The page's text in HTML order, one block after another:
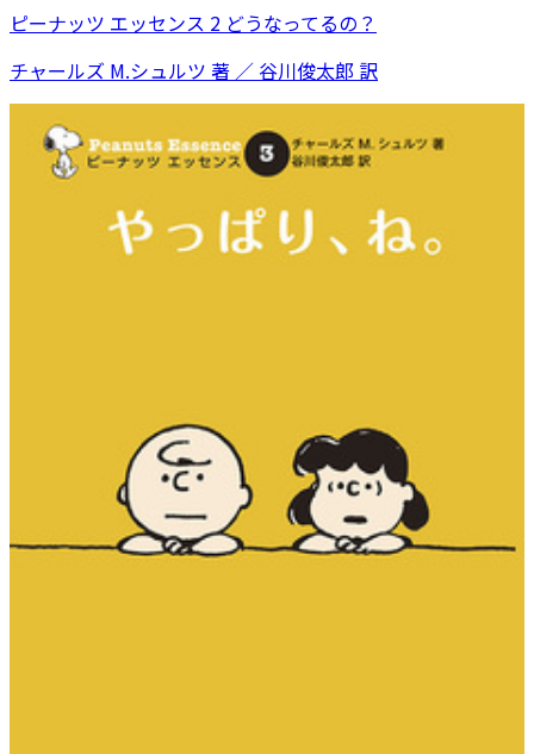
ピーナッツ エッセンス 2 どうなってるの？
チャールズ M.シュルツ 著 ／ 谷川俊太郎 訳